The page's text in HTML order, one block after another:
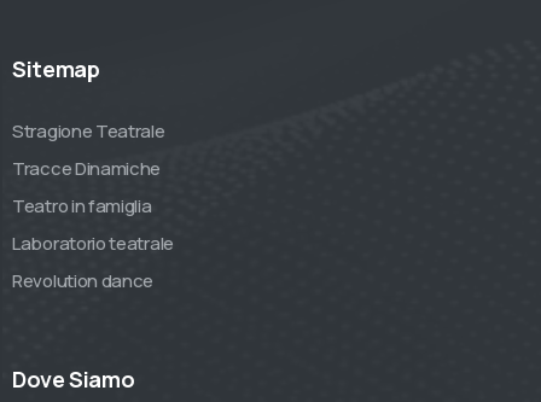
Sitemap
Stragione Teatrale
Tracce Dinamiche
Teatro in famiglia
Laboratorio teatrale
Revolution dance
Dove Siamo